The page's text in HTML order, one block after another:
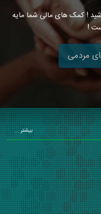
! کمک های مالی شما مایه
!
مردمی
بیشتر ...